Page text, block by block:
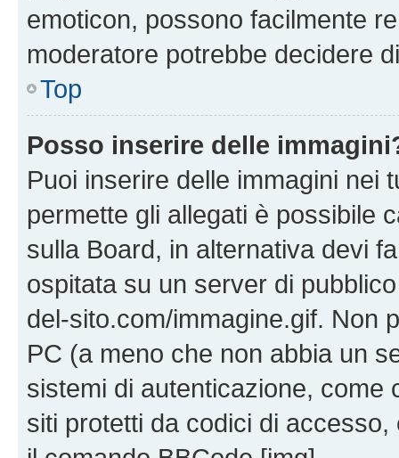
emoticon, possono facilmente
moderatore potrebbe decidere
Top
Posso inserire delle
Puoi inserire delle immagini nei
permette gli allegati è possibile
sulla Board, in alternativa devi
ospitata su un server di
del-sito.com/immagine.gif. Non
PC (a meno che non abbia un
sistemi di autenticazione, come
siti protetti da codici di